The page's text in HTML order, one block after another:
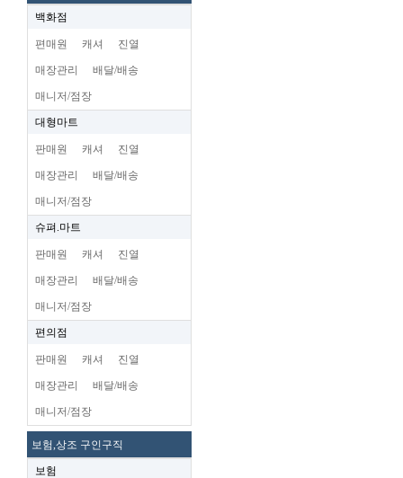
백화점
편매원 캐셔 진열
매장관리 배달/배송
매니저/점장
대형마트
판매원 캐셔 진열
매장관리 배달/배송
매니저/점장
슈펴.마트
판매원 캐셔 진열
매장관리 배달/배송
매니저/점장
편의점
판매원 캐셔 진열
매장관리 배달/배송
매니저/점장
보험,상조 구인구직
보험